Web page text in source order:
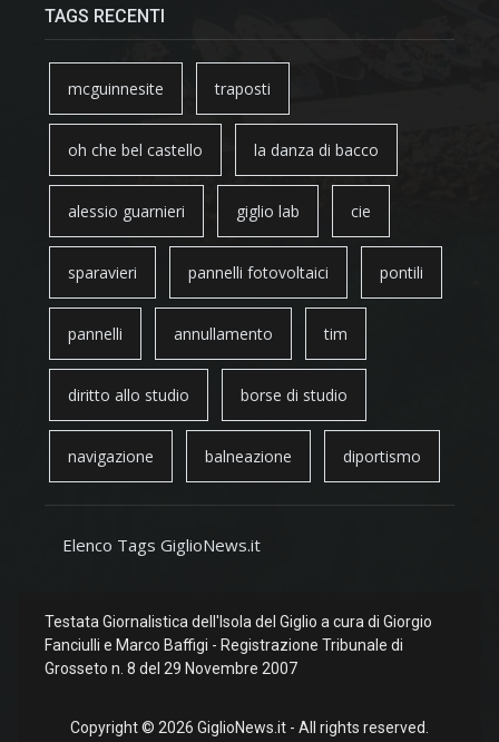
TAGS RECENTI
mcguinnesite traposti
oh che bel castello la danza di bacco
alessio guarnieri giglio lab cie
sparavieri pannelli fotovoltaici pontili
pannelli annullamento tim
diritto allo studio borse di studio
navigazione balneazione diportismo
Elenco Tags GiglioNews.it
Testata Giornalistica dell'Isola del Giglio a cura di Giorgio
Fanciulli e Marco Baffigi - Registrazione Tribunale di
Grosseto n. 8 del 29 Novembre 2007
Copyright © 2026 GiglioNews.it - All rights reserved.